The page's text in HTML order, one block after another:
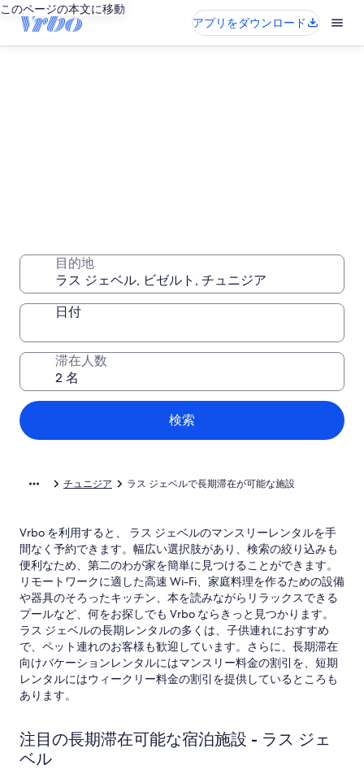
このページの本文に移動
アプリをダウンロード
ンタル
1 週間、1 か月、またはそれ以上の期間、自分だけの快
適な場所に滞在
目的地
日付
滞在人数
検索
チュニジア ラス ジェベルで長期滞在が可能な施設
Vrbo を利用すると、 ラス ジェベルのマンスリーレンタルを手
間なく予約できます。幅広い選択肢があり、検索の絞り込みも
便利なため、第二のわが家を簡単に見つけることができます。
リモートワークに適した高速 Wi-Fi、家庭料理を作るための設備
や器具のそろったキッチン、本を読みながらリラックスできる
プールなど、何をお探しでも Vrbo ならきっと見つかります。
ラス ジェベルの長期レンタルの多くは、子供連れにおすすめ
で、ペット連れのお客様も歓迎しています。さらに、長期滞在
向けバケーションレンタルにはマンスリー料金の割引を、短期
レンタルにはウィークリー料金の割引を提供しているところも
あります。
注目の長期滞在可能な宿泊施設 - ラス ジェ
ベル